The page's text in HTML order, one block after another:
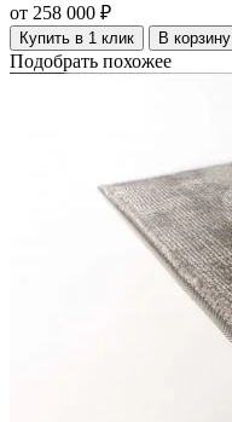
от 258 000 ₽
Купить в 1 клик В корзину
Подобрать похожее